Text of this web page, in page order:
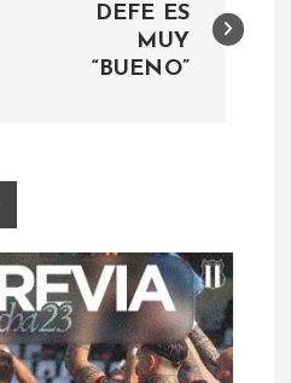
DEFE ES
MUY
“BUENO”